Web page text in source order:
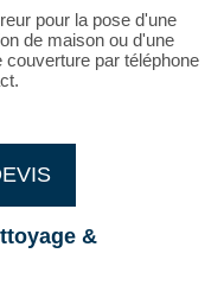
pour la pose d'une
de maison ou d'une
par téléphone
&